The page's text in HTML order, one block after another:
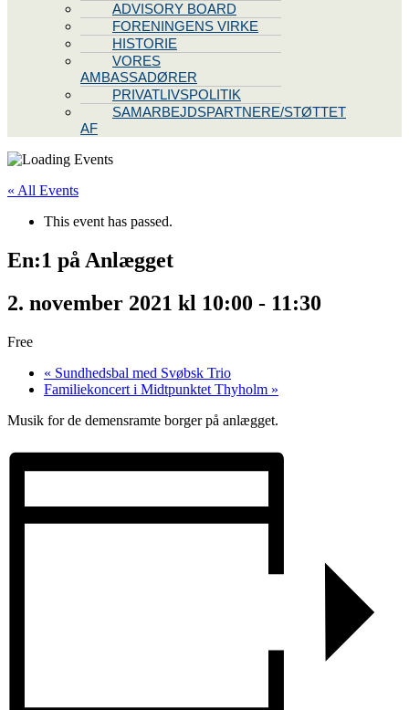
ADVISORY BOARD
FORENINGENS VIRKE
HISTORIE
VORES
AMBASSADØRER
PRIVATLIVSPOLITIK
SAMARBEJDSPARTNERE/STØTTET
AF
« All Events
This event has passed.
En:1 på Anlægget
2. november 2021 kl 10:00 - 11:30
Free
« Sundhedsbal med Svøbsk Trio
Familiekoncert i Midtpunktet Thyholm »
Musik for de demensramte borger på anlægget.